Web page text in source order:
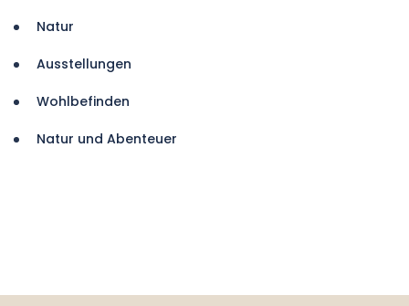
Natur
Ausstellungen
Wohlbefinden
Natur und Abenteuer